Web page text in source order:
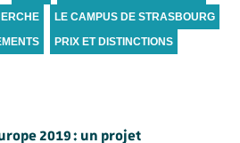
LE CAMPUS DE STRASBOURG
PRIX ET DISTINCTIONS
2019 : un projet